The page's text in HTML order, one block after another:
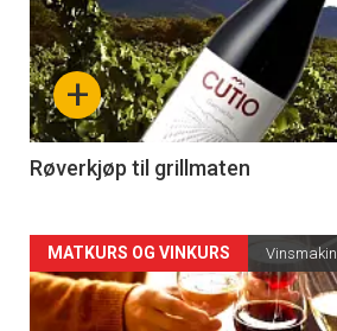
akkurat
nå
-
4
+
Røverkjøp til grillmaten
Forsiden
akkurat
MATKURS OG VINKURS